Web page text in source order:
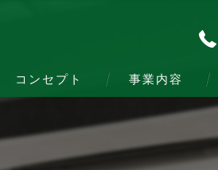
コンセプト 事業内容